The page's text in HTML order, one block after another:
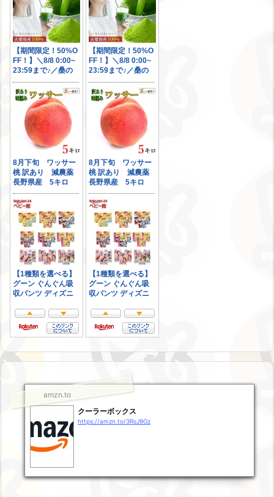
amzn.to
クーラーボックス
https://amzn.to/3RsJ9Gz